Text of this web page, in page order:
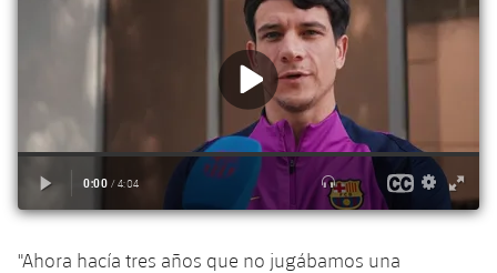
"Ahora hacía tres años que no jugábamos una